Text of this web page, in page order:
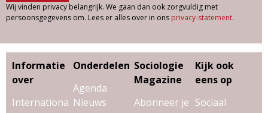
Wij vinden privacy belangrijk. We gaan dan ook zorgvuldig met
persoonsgegevens om. Lees er alles over in ons privacy-statement.
Informatie
over
Internationa
Onderdelen
Agenda
Nieuws
Sociologie
Magazine
Abonneer je
Kijk ook
eens op
Sociaal